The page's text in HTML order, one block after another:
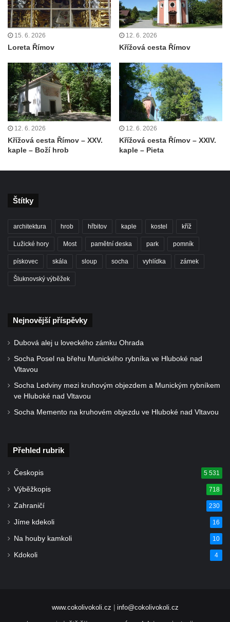
Výklenková kaple v Teplické ulici u stadionu
v Duchcově
Evangelický kostel v Duchcově
Kaple svaté Anny v Jeníkově
Kaple Panny Marie v Lahošti
Kaple svatého Jana Nepomuckého v
Lahošti
Kostel svatého Mikuláše v Mikulášovicích
Kaple Tří otců v Mikulášovicích
Kostel svatého Václava ve Šluknově
Kostel svatého Mikuláše v Třebušíně
Klášterní kostel svatého Františka z Assisi v
Zákupech
svatého Kříže ve Frýdlantu
Kostel Krista Spasitele ve Frýdlantu
Kaple Getsemanské zahrady na křížové
Křížovém vrchu ve Frýdlantu
Poustevna na Křížové cestě na Křížovém
Kostel Jména Panny Marie v Sepekově
Bývalá synagoga v Milevsku
15. 6. 2026
Loreta Římov
12. 6. 2026
Křížová cesta Římov
12. 6. 2026
Křížová cesta Římov – XXV.
kaple – Boží hrob
12. 6. 2026
Křížová cesta Římov – XXIV.
kaple – Pieta
Štítky
architektura hrob hřbitov kaple kostel kříž
Lužické hory Most pamětní deska park pomník
pískovec skála sloup socha vyhlídka zámek
Šluknovský výběžek
Nejnovější příspěvky
Dubová alej u loveckého zámku Ohrada
Socha Posel na břehu Munického rybníka ve Hluboké nad
Vltavou
Socha Ledviny mezi kruhovým objezdem a Munickým rybníkem
ve Hluboké nad Vltavou
Socha Memento na kruhovém objezdu ve Hluboké nad Vltavou
Přehled rubrik
Českopis 5 531
Výběžkopis 718
Zahraničí 230
Jíme kdekoli 16
Na houby kamkoli 10
Kdokoli 4
www.cokolivokoli.cz | info@cokolivokoli.cz